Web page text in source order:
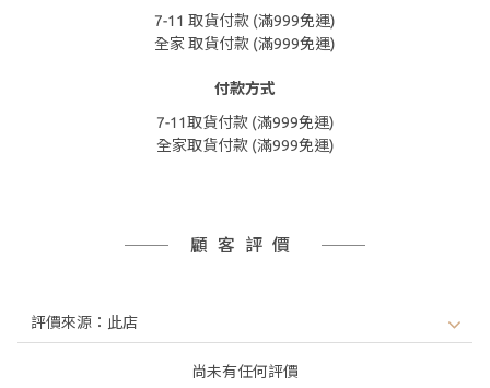
7-11 取貨付款 (滿999免運)
全家 取貨付款 (滿999免運)
付款方式
7-11取貨付款 (滿999免運)
全家取貨付款 (滿999免運)
顧客評價
尚未有任何評價